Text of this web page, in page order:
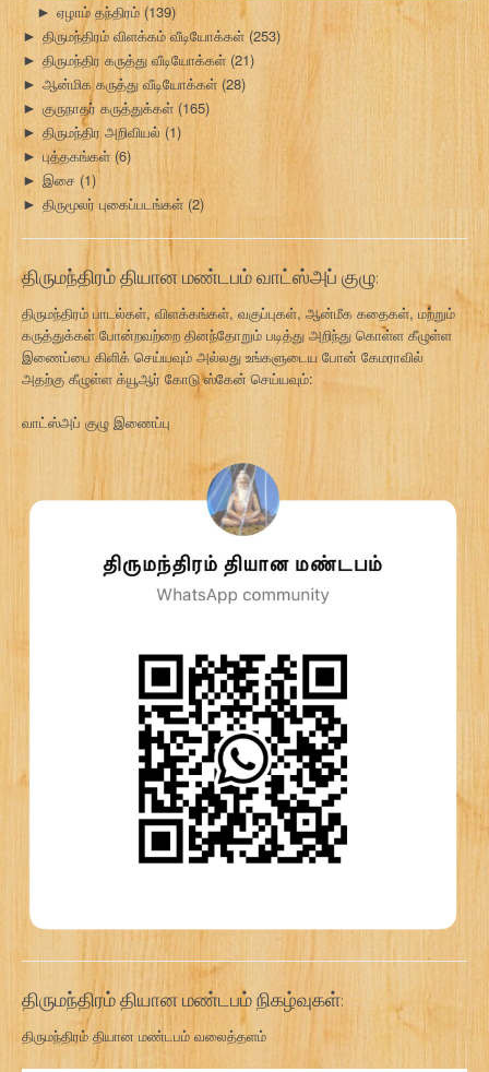
► ஏழாம் தந்திரம் (139)
► திருமந்திரம் விளக்கம் வீடியோக்கள்(253)
► திருமந்திர கருத்து வீடியோக்கள் (21)
► ஆன்மிக கருத்து வீடியோக்கள் (28)
► குருநாதர் கருத்துக்கள் (165)
► திருமந்திர அறிவியல் (1)
► புத்தகங்கள் (6)
► இசை (1)
► திருமூலர் புகைப்படங்கள் (2)
திருமந்திரம் தியான மண்டபம் வாட்ஸ்அப் குழு:
திருமந்திரம் பாடல்கள், விளக்கங்கள், வகுப்புகள், ஆன்மீக கதைகள், மற்றும்
கருத்துக்கள் போன்றவற்றை தினந்தோறும் படித்து அறிந்து கொள்ள கீழுள்ள
இணைப்பை கிளிக் செய்யவும் அல்லது உங்களுடைய போன் கேமராவில்
அதற்கு கீழுள்ள க்யூஆர் கோடு ஸ்கேன் செய்யவும்:
வாட்ஸ்அப் குழு இணைப்பு
திருமந்திரம் தியான மண்டபம் நிகழ்வுகள்:
திருமந்திரம் தியான மண்டபம் வலைத்தளம்